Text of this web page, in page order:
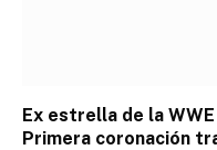
Ex estrella de la
Primera coronación